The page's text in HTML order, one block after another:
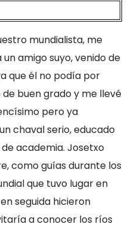
mundialista, me
amigo suyo, venido de
que él no podía por
buen grado y me llevé
pero ya
chaval serio, educado
academia. Josetxo
como guías durante los
que tuvo lugar en
seguida hicieron
a conocer los ríos